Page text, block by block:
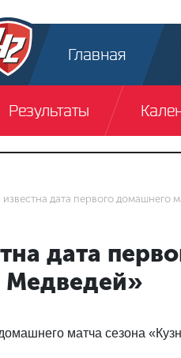
Главная
Результаты
известна дата первого домашнего
дата
Медведей»
матча сезона